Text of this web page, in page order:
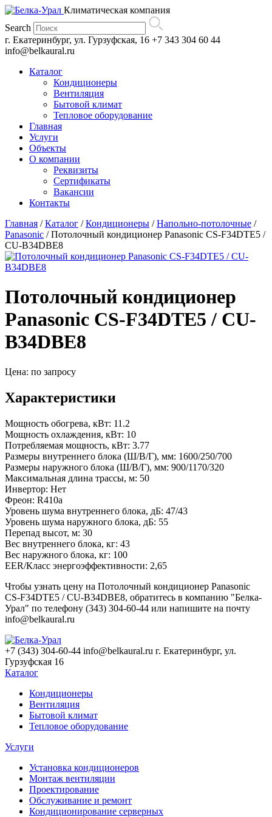
Климатическая компания
Search
г. Екатеринбург, ул. Гурзуфская, 16 +7 343 304 60 44
info@belkaural.ru
Каталог
Кондиционеры
Вентиляция
Бытовой климат
Тепловое оборудование
Главная
Услуги
Объекты
О компании
Реквизиты
Сертификаты
Вакансии
Контакты
Главная /Каталог /Кондиционеры /Напольно-потолочные /
Panasonic /Потолочный кондиционер Panasonic CS-F34DTE5 /
CU-B34DBE8
Потолочный кондиционер
Panasonic CS-F34DTE5 / CU-
B34DBE8
Цена: по запросу
Характеристики
Мощность обогрева, кВт: 11.2
Мощность охлаждения, кВт: 10
Потребляемая мощность, кВт: 3.77
Размеры внутреннего блока (Ш/В/Г), мм: 1600/250/700
Размеры наружного блока (Ш/В/Г), мм: 900/1170/320
Максимальная длина трассы, м: 50
Инвертор: Нет
Фреон: R410a
Уровень шума внутреннего блока, дБ: 47/43
Уровень шума наружного блока, дБ: 55
Перепад высот, м: 30
Вес внутреннего блока, кг: 43
Вес наружного блока, кг: 100
EER/Класс энергоэффективности: 2,65
Чтобы узнать цену на Потолочный кондиционер Panasonic
CS-F34DTE5 / CU-B34DBE8, обратитесь в компанию "Белка-
Урал" по телефону (343) 304-60-44 или напишите на почту
info@belkaural.ru
+7 (343) 304-60-44 info@belkaural.ru г. Екатеринбург, ул.
Гурзуфская 16
Каталог
Кондиционеры
Вентиляция
Бытовой климат
Тепловое оборудование
Услуги
Установка кондиционеров
Монтаж вентиляции
Проектирование
Обслуживание и ремонт
Кондиционирование серверных